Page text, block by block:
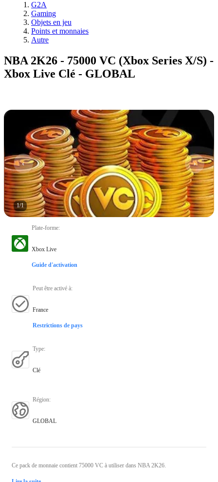
G2A
Gaming
Objets en jeu
Points et monnaies
Autre
NBA 2K26 - 75000 VC (Xbox Series X/S) -
Xbox Live Clé - GLOBAL
1/1
Plate-forme:
Xbox Live
Guide d'activation
Peut être activé à:
France
Restrictions de pays
Type:
Clé
Région:
GLOBAL
Ce pack de monnaie contient 75000 VC à utiliser dans NBA 2K26.